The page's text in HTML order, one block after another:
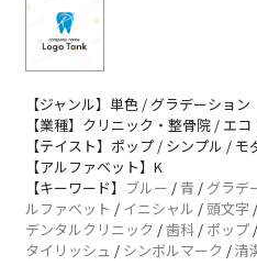
【ジャンル】単色 / グラデーション
【業種】クリニック・整骨院 / エ
【テイスト】ポップ / シンプル /
【アルファベット】K
【キーワード】 ブルー / 青 / グラデ
ルファベット / イニシャル / 頭文字 /
デンタルクリニック /歯科 / ポップ /
タイリッシュ / シンボルマーク /清